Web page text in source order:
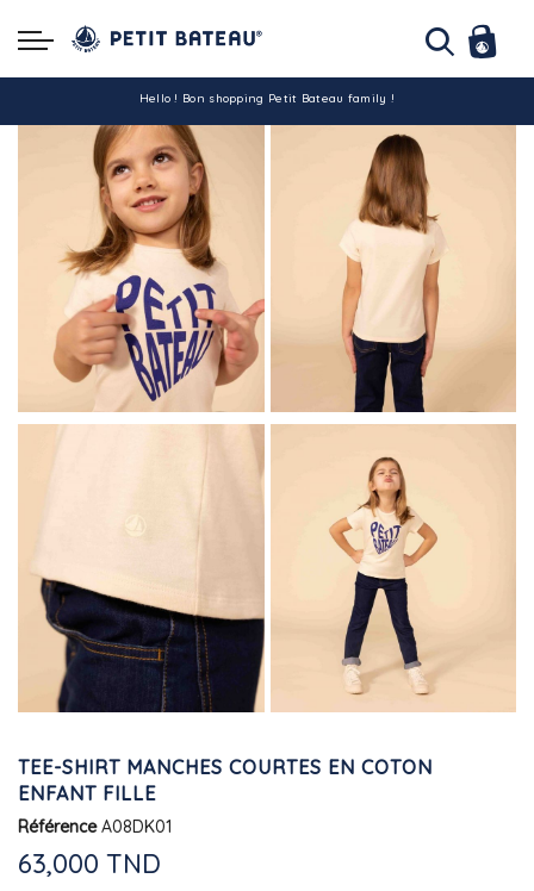
La livraison est assurée partout en Tunisie !
-10% pour tout paiement par carte bancaire (hors promo)
TEE-SHIRT MANCHES COURTES EN COTON
ENFANT FILLE
Référence A08DK01
63,000 TND